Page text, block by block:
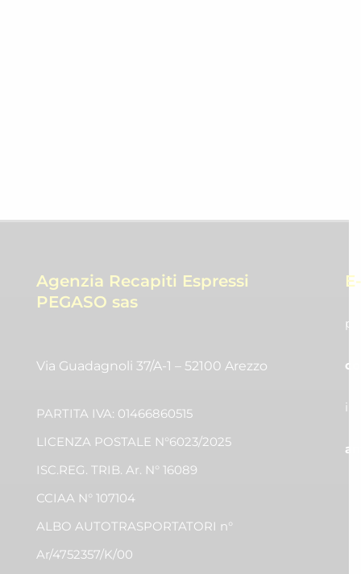
Agenzia Recapiti Espressi
PEGASO sas
Via Guadagnoli 37/A-1 – 52100 Arezzo
PARTITA IVA: 01466860515
LICENZA POSTALE N°6023/2025
ISC.REG. TRIB. Ar. N° 16089
CCIAA N° 107104
ALBO AUTOTRASPORTATORI n°
Ar/4752357/K/00